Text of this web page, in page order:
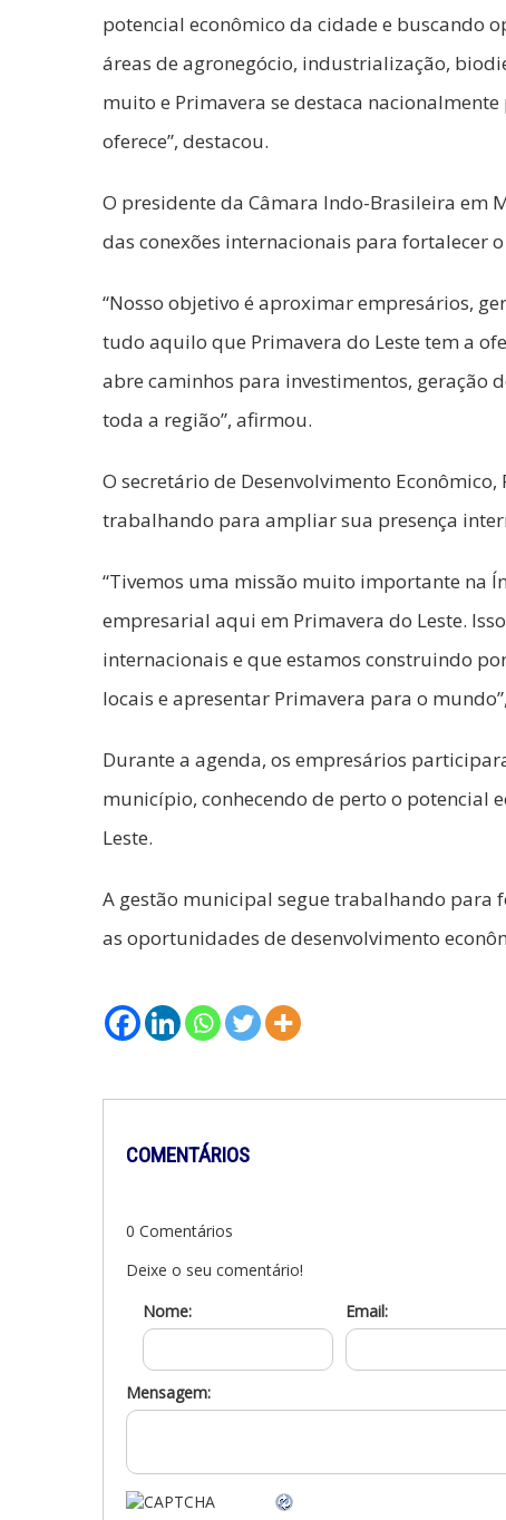
potencial econômico da cidade e buscando
áreas de agronegócio, industrialização,
muito e Primavera se destaca
oferece”, destacou.
O presidente da Câmara Indo-Brasileira em
das conexões internacionais para fortalecer
“Nosso objetivo é aproximar empresários,
tudo aquilo que Primavera do Leste tem a
abre caminhos para investimentos, geração
toda a região”, afirmou.
O secretário de Desenvolvimento
trabalhando para ampliar sua presença
“Tivemos uma missão muito importante na
empresarial aqui em Primavera do Leste.
internacionais e que estamos construindo
locais e apresentar Primavera para o
Durante a agenda, os empresários
município, conhecendo de perto o potencial
Leste.
A gestão municipal segue trabalhando
as oportunidades de desenvolvimento
COMENTÁRIOS
0 Comentários
Deixe o seu comentário!
Nome:
Email:
Mensagem: